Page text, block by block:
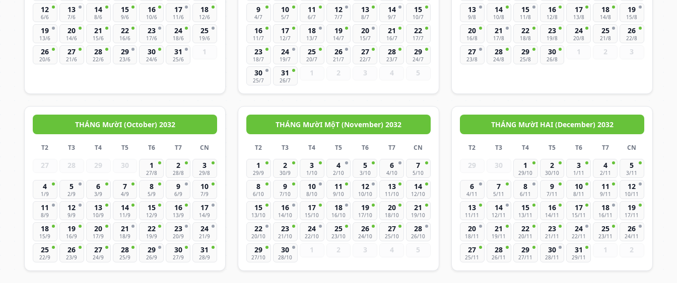
12
6/6
13
7/6
14
8/6
15
9/6
16
10/6
17
11/6
18
12/6
19
13/6
20
14/6
21
15/6
22
16/6
23
17/6
24
18/6
25
19/6
26
20/6
27
21/6
28
22/6
29
23/6
30
24/6
31
25/6
1
9
4/7
10
5/7
11
6/7
12
7/7
13
8/7
14
9/7
15
10/7
16
11/7
17
12/7
18
13/7
19
14/7
20
15/7
21
16/7
22
17/7
23
18/7
24
19/7
25
20/7
26
21/7
27
22/7
28
23/7
29
24/7
30
25/7
31
26/7
1 2 3 4 5
13
9/8
14
10/8
15
11/8
16
12/8
17
13/8
18
14/8
19
15/8
20
16/8
21
17/8
22
18/8
23
19/8
24
20/8
25
21/8
26
22/8
27
23/8
28
24/8
29
25/8
30
26/8
1 2 3
THÁNG MườI (October) 2032
T2 T3 T4 T5 T6 T7 CN
27 28 29 30 1
27/8
2
28/8
3
29/8
4
1/9
5
2/9
6
3/9
7
4/9
8
5/9
9
6/9
10
7/9
11
8/9
12
9/9
13
10/9
14
11/9
15
12/9
16
13/9
17
14/9
18
15/9
19
16/9
20
17/9
21
18/9
22
19/9
23
20/9
24
21/9
25
22/9
26
23/9
27
24/9
28
25/9
29
26/9
30
27/9
31
28/9
THÁNG MườI MộT (November) 2032
T2 T3 T4 T5 T6 T7 CN
1
29/9
2
30/9
3
1/10
4
2/10
5
3/10
6
4/10
7
5/10
8
6/10
9
7/10
10
8/10
11
9/10
12
10/10
13
11/10
14
12/10
15
13/10
16
14/10
17
15/10
18
16/10
19
17/10
20
18/10
21
19/10
22
20/10
23
21/10
24
22/10
25
23/10
26
24/10
27
25/10
28
26/10
29
27/10
30
28/10
1 2 3 4 5
THÁNG MườI HAI (December) 2032
T2 T3 T4 T5 T6 T7 CN
29 30 1
29/10
2
30/10
3
1/11
4
2/11
5
3/11
6
4/11
7
5/11
8
6/11
9
7/11
10
8/11
11
9/11
12
10/11
13
11/11
14
12/11
15
13/11
16
14/11
17
15/11
18
16/11
19
17/11
20
18/11
21
19/11
22
20/11
23
21/11
24
22/11
25
23/11
26
24/11
27
25/11
28
26/11
29
27/11
30
28/11
31
29/11
1 2